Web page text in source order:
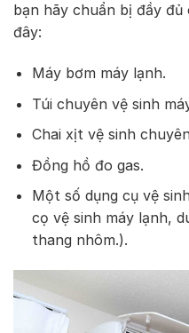
bạn hãy chuẩn bị đầy
đây:
Máy bơm máy lạnh.
Túi chuyên vệ sinh
Chai xịt vệ sinh
Đồng hồ đo gas.
Một số dụng cụ vệ
cọ vệ sinh máy lạnh,
thang nhôm.).